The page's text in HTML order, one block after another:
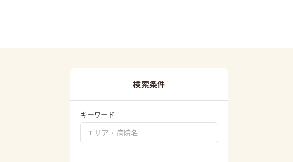
検索条件
キーワード